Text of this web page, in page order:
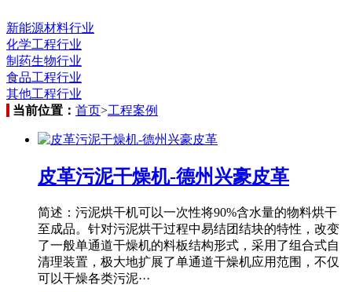
新能源材料行业
化学工程行业
制药生物行业
食品工程行业
其他工程行业
当前位置： 首页>工程案例
皮革污泥干燥机-德州兴豪皮革
简述：污泥烘干机可以一次性将90%含水量的物料烘干
至成品。针对污泥烘干过程中易结团结块的特性，改变
了一般单通道干燥机的料板结构形式，采用了组合式自
清理装置，极大地扩展了单通道干燥机应用范围，不仅
可以干燥各类污泥···